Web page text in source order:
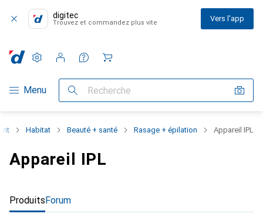
digitec
Trouvez et commandez plus vite Vers l'app
Navigation par catégorie
Menu Recherche
Paramètres
Compte client
Listes de comparaison
Listes d'envies
Panier
Habitat Beauté + santé Rasage + épilation Appareil IPL
Appareil IPL
ProduitsForum